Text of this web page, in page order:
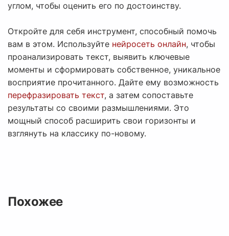
углом, чтобы оценить его по достоинству.
Откройте для себя инструмент, способный помочь
вам в этом. Используйте нейросеть онлайн, чтобы
проанализировать текст, выявить ключевые
моменты и сформировать собственное, уникальное
восприятие прочитанного. Дайте ему возможность
перефразировать текст, а затем сопоставьте
результаты со своими размышлениями. Это
мощный способ расширить свои горизонты и
взглянуть на классику по-новому.
Похожее